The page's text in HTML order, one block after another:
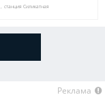
станция Силикатная
Реклама